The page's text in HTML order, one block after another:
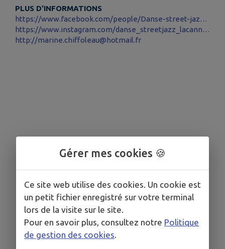
PLUS D'INFORMATIONS
https://www.facebook.com/people/Danse-street-jazz-par-Marine/61565937134352/
https://www.instagram.com/danse_streetjazz_lacannecy/
http://marine.chiffoleau@hotmail.fr
Gérer mes cookies 🍪
Ce site web utilise des cookies. Un cookie est
un petit fichier enregistré sur votre terminal
lors de la visite sur le site.
Pour en savoir plus, consultez notre Politique
de gestion des cookies